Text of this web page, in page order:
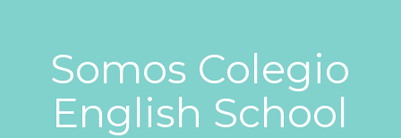
Somos Colegio
English School